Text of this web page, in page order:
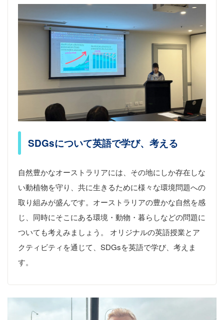
SDGsについて英語で学び、考える
自然豊かなオーストラリアには、その地にしか存在しな
い動植物を守り、共に生きるために様々な環境問題への
取り組みが盛んです。オーストラリアの豊かな自然を感
じ、同時にそこにある環境・動物・暮らしなどの問題に
ついても考えみましょう。 オリジナルの英語授業とア
クティビティを通じて、SDGsを英語で学び、考えま
す。